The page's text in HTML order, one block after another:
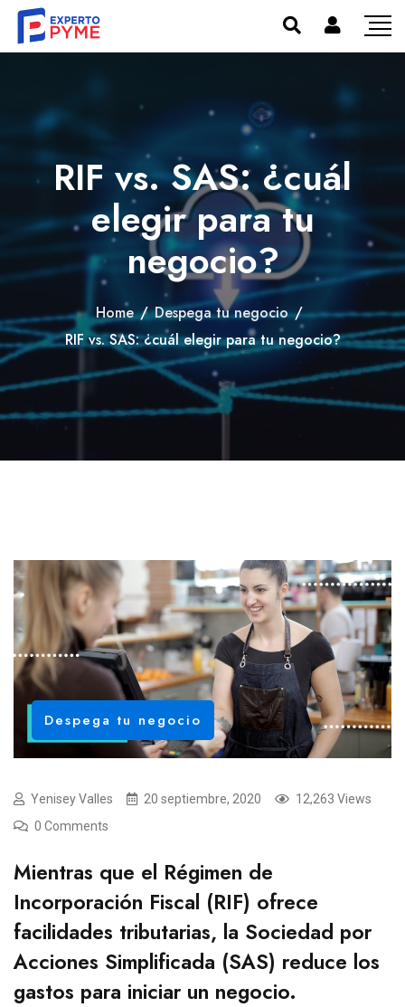
RIF vs. SAS: ¿cuál
elegir para tu
negocio?
Home / Despega tu negocio /
RIF vs. SAS: ¿cuál elegir para tu negocio?
Despega tu negocio
Yenisey Valles 20 septiembre, 2020
12,263 Views
0 Comments
Mientras que el Régimen de
Incorporación Fiscal (RIF) ofrece
facilidades tributarias, la Sociedad por
Acciones Simplificada (SAS) reduce los
gastos para iniciar un negocio.